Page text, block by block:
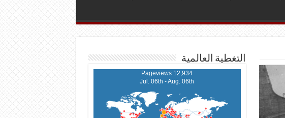
التغطية العالمية
12,934 Pageviews
Jul. 06th - Aug. 06th